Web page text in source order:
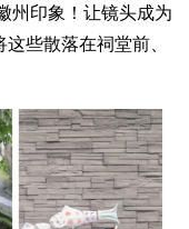
州印象！让镜头成为
些散落在祠堂前、